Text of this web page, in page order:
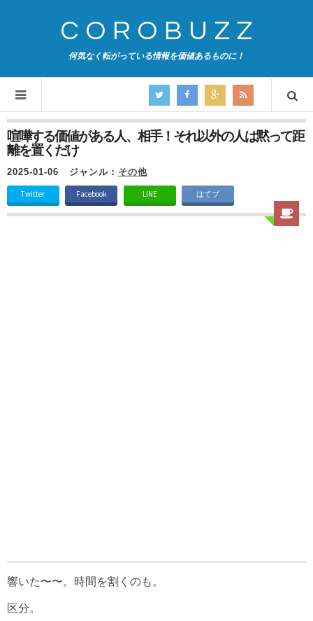
COROBUZZ
何気なく転がっている情報を価値あるものに！
喧嘩する価値がある人、相手！それ以外の人は黙って距
離を置くだけ
2025-01-06 ジャンル： その他
Twitter Facebook LINE はてブ
響いた〜〜。時間を割くのも。
区分。